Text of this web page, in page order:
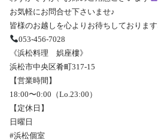
お気軽にお問合せ下さいませ♪
皆様のお越しを心よりお待ちしております
053-456-7028
《浜松料理 娯座樓》
浜松市中央区肴町317-15
【営業時間】
18:00〜0:00（Lo.23:00）
【定休日】
日曜日
#浜松個室